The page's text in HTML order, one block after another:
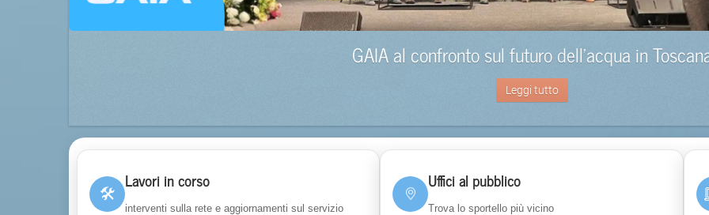
GAIA al confronto sul futuro dell’acqua in
Leggi tutto
🛠
Lavori in corso
interventi sulla rete e aggiornamenti sul servizio
Uffici al pubblico
Trova lo sportello più vicino